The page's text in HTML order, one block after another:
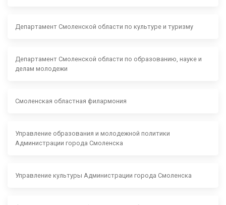
Департамент Смоленской области по культуре и туризму
Департамент Смоленской области по образованию, науке и
делам молодежи
Смоленская областная филармония
Управление образования и молодежной политики
Администрации города Смоленска
Управление культуры Администрации города Смоленска